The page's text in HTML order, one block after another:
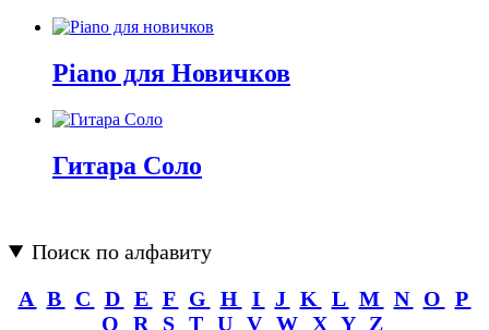
Piano для Новичков
Гитара Соло
Поиск по алфавиту
A B C D E F G H I J K L M N O
P
Q
R S T U V W X Y Z